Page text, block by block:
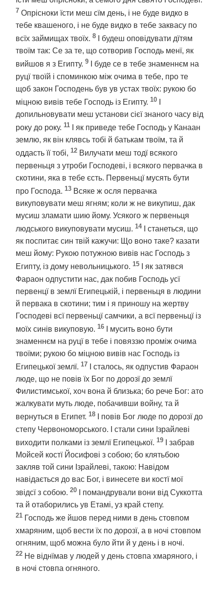
7 Опрісноки їсти меш сїм день, і не буде видко в
тебе квашеного, і не буде видко в тебе заквасу по
всїх займищах твоїх. 8
І будеш оповідувати дїтям
твоїм так: Се за те, що сотворив Господь менї, як
вийшов я з Египту. 9
І буде се в тебе знаменнєм на
руцї твоїй і споминкою між очима в тебе, про те
щоб закон Господень був ув устах твоїх: рукою бо
міцною вивів тебе Господь із Египту. 10
допильновувати меш установи сієї знаного часу від
року до року. 11
І як приведе тебе Господь у Канаан
землю, як він клявсь тобі й батькам твоїм, та й
оддасть її тобі, 12 Вилучати меш тодї всякого
первеньця з утроби Господеві, і всякого первачка в
скотини, яка в тебе єсть. Первеньцї мусять бути
про Господа. 13 Всяке ж осля первачка
викуповувати меш ягням; коли ж не викупиш, дак
мусиш зламати шию йому. Усякого ж первеньця
людського викуповувати мусиш. 14
І станеться, що
як поспитає син твій кажучи: Що воно таке? казати
меш йому: Рукою потужною вивів нас Господь з
Египту, із дому невольницького. 15
І як затявся
Фараон одпустити нас, дак побив Господь усї
первенцї в землї Египецькій, і первеньця в людини
й первака в скотини; тим і я приношу на жертву
Господеві всї первеньцї самчики, а всї первеньцї із
моїх синів викуповую. 16
І мусить воно бути
знаменнєм на руцї в тебе і повяззю проміж очима
твоїми; рукою бо міцною вивів нас Господь із
Египецької землї. 17
І сталось, як одпустив Фараон
люде, що не повів їх Бог по дорозї до землї
Филистимської, хоч вона й близька; бо рече Бог: ато
жалкувати муть люде, побачивши войну, та й
вернуться в Египет. 18
І повів Бог люде по дорозї до
степу Червономорського. І стали сини Ізрайлеві
виходити полками із землї Египецької. 19
І забрав
Мойсей костї Йосифові з собою; бо клятьбою
закляв той сини Ізрайлеві, такою: Навідом
навідається до вас Бог, і винесете ви костї мої
звідсї з собою. 20
І помандрували вони від Суккотта
та й отаборились ув Етамі, уз край степу.
21 Господь же йшов перед ними в день стовпом
хмаряним, щоб вести їх по дорозї, а в ночі стовпом
огняним, щоб можна було йти й у день і в ночі.
22 Не віднїмав у людей у день стовпа хмаряного, і
в ночі стовпа огняного.